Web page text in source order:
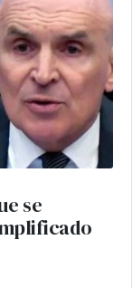
se